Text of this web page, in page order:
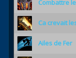
Combattre
Ca crevait
Ailes de Fer